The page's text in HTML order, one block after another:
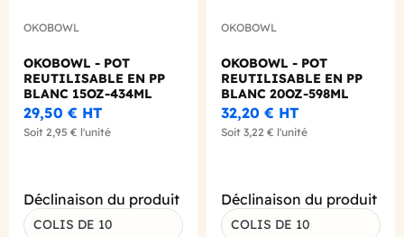
OKOBOWL
OKOBOWL - POT
REUTILISABLE EN PP
BLANC 15OZ-434ML
Ø118MM X1
29,50 € HT
Soit 2,95 € l'unité
Déclinaison du produit
COLIS DE 10
OKOBOWL
OKOBOWL - POT
REUTILISABLE EN PP
BLANC 20OZ-598ML
Ø118MM X1
32,20 € HT
Soit 3,22 € l'unité
Déclinaison du produit
COLIS DE 10